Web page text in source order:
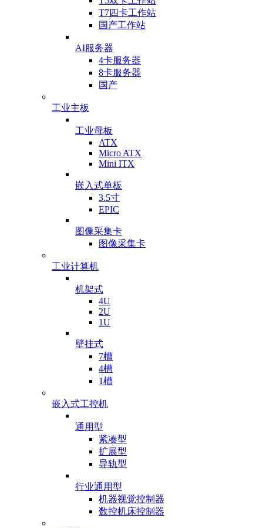
T7四卡工作站
国产工作站
AI服务器
4卡服务器
8卡服务器
国产
工业主板
工业母板
ATX
Micro ATX
Mini ITX
嵌入式单板
3.5寸
EPIC
图像采集卡
图像采集卡
工业计算机
机架式
4U
2U
1U
壁挂式
7槽
4槽
1槽
嵌入式工控机
通用型
紧凑型
扩展型
导轨型
行业通用型
机器视觉控制器
数控机床控制器